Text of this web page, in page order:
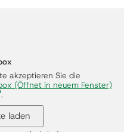
akzeptieren Sie die
(Öffnet in neuem Fenster)
.
laden